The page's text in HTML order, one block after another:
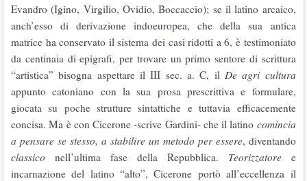
Evandro (Igino, Virgilio, Ovidio, Boccaccio); se il latino arcaico,
anch’esso di derivazione indoeuropea, che della sua antica
matrice ha conservato il sistema dei casi ridotti a 6, è testimoniato
da centinaia di epigrafi, per trovare un primo sentore di scrittura
“artistica” bisogna aspettare il III sec. a. C, il De agri cultura
appunto catoniano con la sua prosa prescrittiva e formulare,
giocata su poche strutture sintattiche e tuttavia efficacemente
concisa. Ma è con Cicerone -scrive Gardini- che il latino comincia
a pensare se stesso, a stabilire un metodo per essere, diventando
classico nell’ultima fase della Repubblica. Teorizzatore e
incarnazione del latino “alto”, Cicerone portò all’eccellenza il